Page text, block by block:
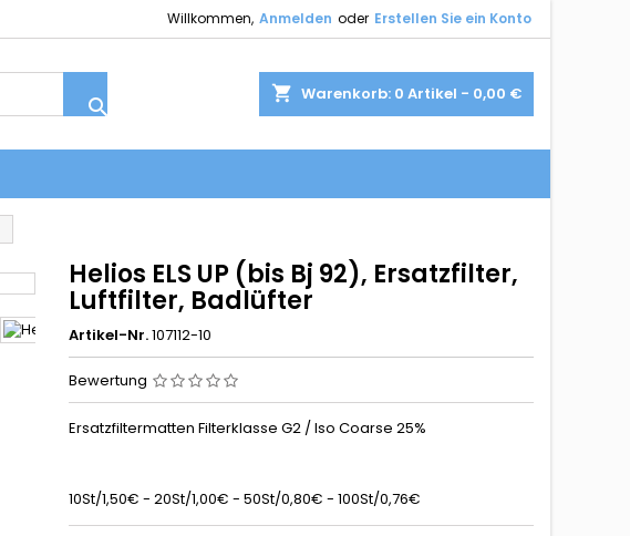
Willkommen, Anmelden oder Erstellen Sie ein Konto
shopping_cart Warenkorb: 0 Artikel - 0,00 €

Helios ELS UP (bis Bj 92), Ersatzfilter,
Luftfilter, Badlüfter
Artikel-Nr.107112-10
Bewertung
Ersatzfiltermatten Filterklasse G2 / Iso Coarse 25%
10St/1,50€ - 20St/1,00€ - 50St/0,80€ - 100St/0,76€